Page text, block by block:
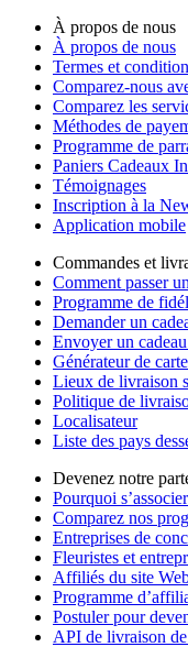
À propos de nous
À propos de nous
Termes et
Comparez-nous
Comparez les
Méthodes de
Programme de
Paniers Cadeaux
Témoignages
Inscription à la
Application mobile
Commandes et
Comment passer
Programme de
Demander un
Envoyer un
Générateur de
Lieux de livraison
Politique de
Localisateur
Liste des pays
Devenez notre
Pourquoi
Comparez nos
Entreprises de
Fleuristes et
Affiliés du site
Programme
Postuler pour
API de livraison